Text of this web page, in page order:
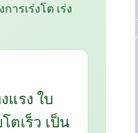
รเร่งโต เร่ง
แรง ใบ
ตเร็ว เป็น